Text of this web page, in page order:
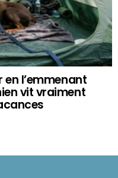
l’emmenant
vit vraiment